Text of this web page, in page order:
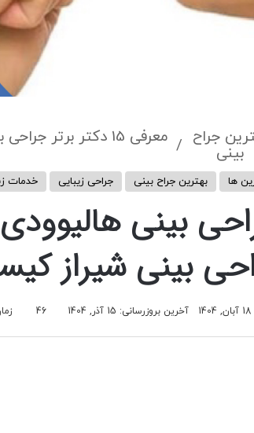
جراح
بینی / معرفی 15 دکتر
ها بهترین جراح بینی جراحی زیبایی خدمات
جراحی بینی
بینی شیراز
18 آبان, 1404 آخرین بروزرسانی: 15 آذر, 1404 46